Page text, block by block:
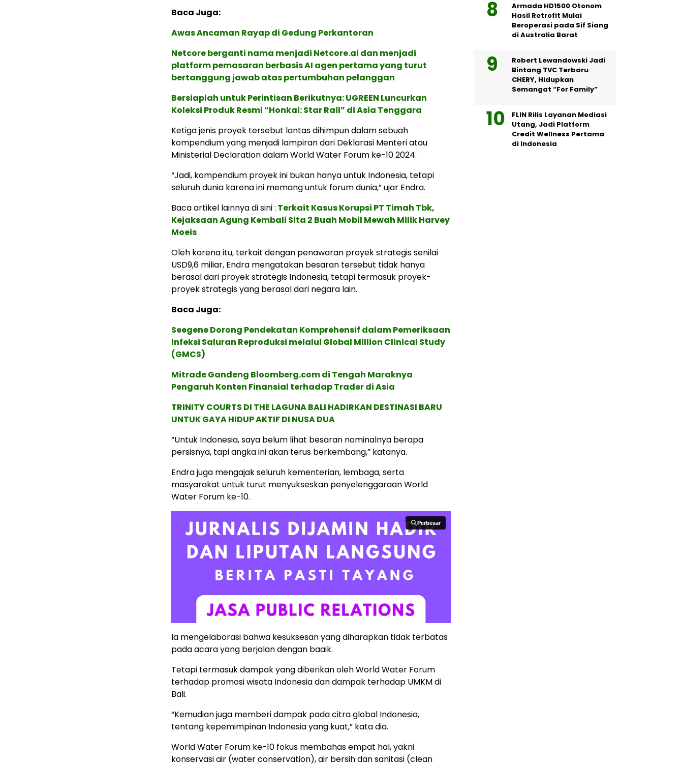
Baca Juga:
Awas Ancaman Rayap di Gedung Perkantoran
Netcore berganti nama menjadi Netcore.ai dan menjadi
platform pemasaran berbasis AI agen pertama yang turut
bertanggung jawab atas pertumbuhan pelanggan
Bersiaplah untuk Perintisan Berikutnya: UGREEN Luncurkan
Koleksi Produk Resmi “Honkai: Star Rail” di Asia Tenggara
Ketiga jenis proyek tersebut lantas dihimpun dalam sebuah
kompendium yang menjadi lampiran dari Deklarasi Menteri atau
Ministerial Declaration dalam World Water Forum ke-10 2024.
“Jadi, kompendium proyek ini bukan hanya untuk Indonesia, tetapi
seluruh dunia karena ini memang untuk forum dunia,” ujar Endra.
Baca artikel lainnya di sini : Terkait Kasus Korupsi PT Timah Tbk,
Kejaksaan Agung Kembali Sita 2 Buah Mobil Mewah Milik Harvey
Moeis
Oleh karena itu, terkait dengan penawaran proyek strategis senilai
USD9,6 miliar, Endra mengatakan besaran tersebut tidak hanya
berasal dari proyek strategis Indonesia, tetapi termasuk proyek-
proyek strategis yang berasal dari negara lain.
Baca Juga:
Seegene Dorong Pendekatan Komprehensif dalam Pemeriksaan
Infeksi Saluran Reproduksi melalui Global Million Clinical Study
(GMCS)
Mitrade Gandeng Bloomberg.com di Tengah Maraknya
Pengaruh Konten Finansial terhadap Trader di Asia
TRINITY COURTS DI THE LAGUNA BALI HADIRKAN DESTINASI BARU
UNTUK GAYA HIDUP AKTIF DI NUSA DUA
“Untuk Indonesia, saya belum lihat besaran nominalnya berapa
persisnya, tapi angka ini akan terus berkembang,” katanya.
Endra juga mengajak seluruh kementerian, lembaga, serta
masyarakat untuk turut menyukseskan penyelenggaraan World
Water Forum ke-10.
Perbesar
Perbesar
Ia mengelaborasi bahwa kesuksesan yang diharapkan tidak terbatas
pada acara yang berjalan dengan baaik.
Tetapi termasuk dampak yang diberikan oleh World Water Forum
terhadap promosi wisata Indonesia dan dampak terhadap UMKM di
Bali.
“Kemudian juga memberi dampak pada citra global Indonesia,
tentang kepemimpinan Indonesia yang kuat,” kata dia.
World Water Forum ke-10 fokus membahas empat hal, yakni
konservasi air (water conservation), air bersih dan sanitasi (clean
Armada HD1500 Otonom
Hasil Retrofit Mulai
Beroperasi pada Sif Siang
di Australia Barat
Robert Lewandowski Jadi
Bintang TVC Terbaru
CHERY, Hidupkan
Semangat “For Family”
FLIN Rilis Layanan Mediasi
Utang, Jadi Platform
Credit Wellness Pertama
di Indonesia